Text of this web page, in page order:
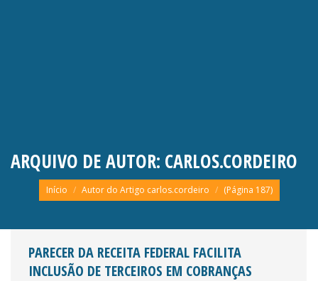
ARQUIVO DE AUTOR: CARLOS.CORDEIRO
Você está aqui:
Início Autor do Artigo carlos.cordeiro (Página 187)
PARECER DA RECEITA FEDERAL FACILITA
INCLUSÃO DE TERCEIROS EM COBRANÇAS